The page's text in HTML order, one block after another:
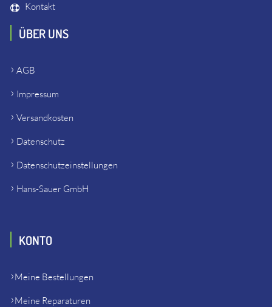
Kontakt
ÜBER UNS
AGB
Impressum
Versandkosten
Datenschutz
Datenschutzeinstellungen
Hans-Sauer GmbH
KONTO
Meine Bestellungen
Meine Reparaturen